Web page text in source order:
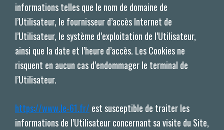
informations telles que le nom de domaine de
l’Utilisateur, le fournisseur d’accès Internet de
l’Utilisateur, le système d’exploitation de l’Utilisateur,
ainsi que la date et l’heure d’accès. Les Cookies ne
risquent en aucun cas d’endommager le terminal de
l’Utilisateur.
https://www.le-61.fr/ est susceptible de traiter les
informations de l’Utilisateur concernant sa visite du Site,